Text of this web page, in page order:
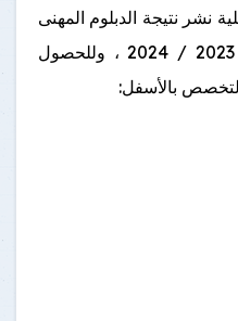
نشر نتيجة الدبلوم المهنى
جميع الشعب للعام الجامعي 2023 / 2024 ، وللحصول
بالأسفل: